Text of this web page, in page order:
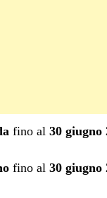
fino al 30 giugno
fino al30 giugno